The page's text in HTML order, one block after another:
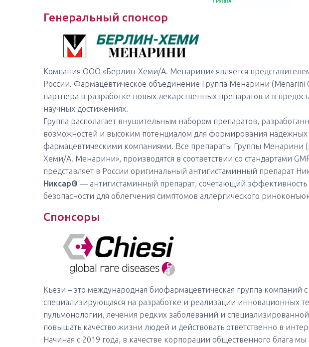
Генеральный спонсор
Компания ООО «Берлин-Хеми/А. Менарини» является
России. Фармацевтическое объединение Группа Менарини (Menarini
партнера в разработке новых лекарственных препаратов и в
научных достижениях.
Группа располагает внушительным набором препаратов,
возможностей и высоким потенциалом для формирования
фармацевтическими компаниями. Все препараты Группы Менарини
Хеми/А. Менарини», производятся в соответствии со стандартами
представляет в России оригинальный антигистаминный препарат
Никсар® — антигистаминный препарат, сочетающий
безопасности для облегчения симптомов аллергического
Спонсоры
Кьези – это международная биофармацевтическая группа компаний
специализирующаяся на разработке и реализации инновационных
пульмонологии, лечения редких заболеваний и
повышать качество жизни людей и действовать ответственно в
Начиная с 2019 года, в качестве корпорации общественного блага мы